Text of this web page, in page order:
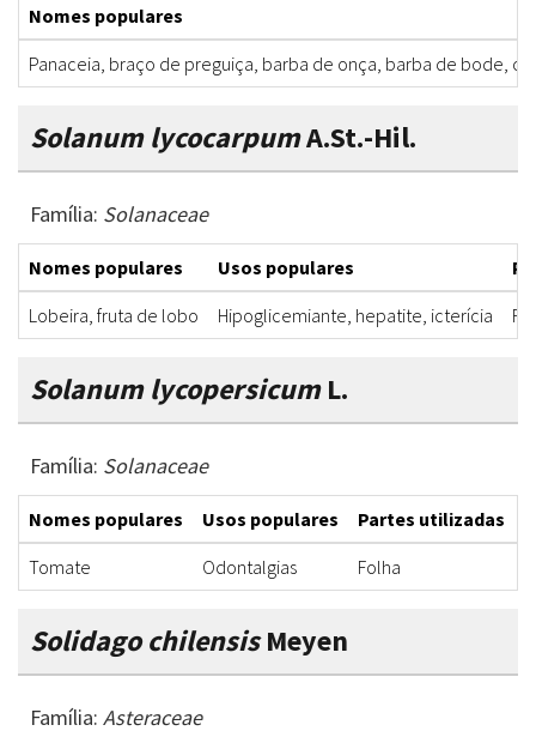
Nomes populares
Panaceia, braço de preguiça, barba de onça, barba de bode,
Solanum lycocarpumA.St.-Hil.
Família: Solanaceae
Nomes populares Usos populares
Lobeira, fruta de lobo
Hipoglicemiante, hepatite, icterícia
Solanum lycopersicumL.
Família: Solanaceae
Nomes populares Usos populares Partes utilizadas
Tomate
Odontalgias Folha
Solidago chilensisMeyen
Família: Asteraceae